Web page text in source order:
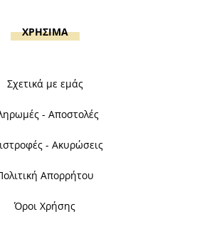
ΧΡΗΣΙΜΑ
Σχετικά με εμάς
- Αποστολές
- Ακυρώσεις
Απορρήτου
Όροι Χρήσης